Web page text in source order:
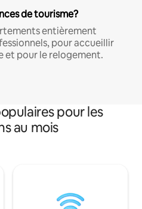
de tourisme?
entièrement
pour accueillir
et pour le relogement.
pour les
au mois